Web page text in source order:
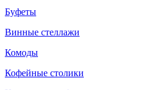
Буфеты
Винные стеллажи
Комоды
Кофейные столики